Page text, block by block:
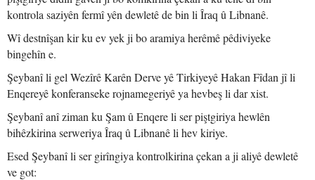
kontrola saziyên fermî yên dewletê de bin li Îraq û Libnanê.
Wî destnîşan kir ku ev yek ji bo aramiya herêmê pêdiviyeke
bingehîn e.
Şeybanî li gel Wezîrê Karên Derve yê Tirkiyeyê Hakan Fîdan jî li
Enqereyê konferanseke rojnamegeriyê ya hevbeş li dar xist.
Şeybanî anî ziman ku Şam û Enqere li ser piştgiriya hewlên
bihêzkirina serweriya Îraq û Libnanê li hev kiriye.
Esed Şeybanî li ser girîngiya kontrolkirina çekan a ji aliyê dewletê
ve got: